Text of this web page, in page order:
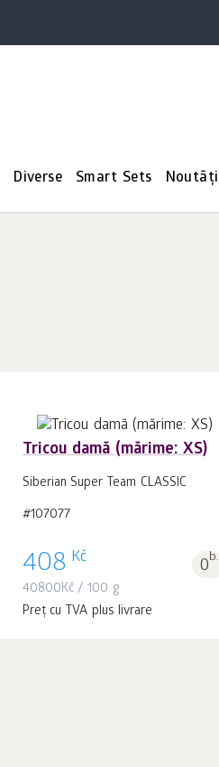
Diverse Smart Sets Noutăți
Tricou damă (mărime: XS)
Siberian Super Team CLASSIC
#107077
408 Kč 0b.
40800Kč/ 100 g
Preț cu TVA plus livrare